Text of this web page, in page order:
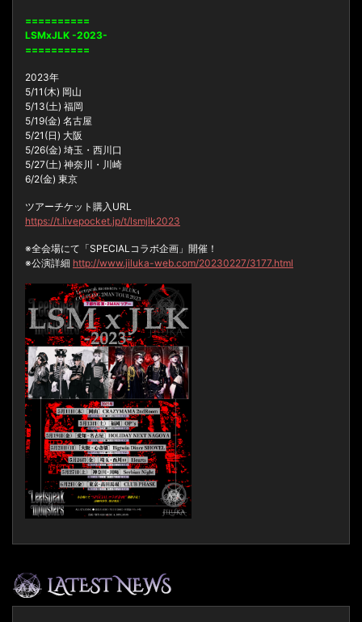
==========
LSMxJLK -2023-
==========
2023年
5/11(木) 岡山
5/13(土) 福岡
5/19(金) 名古屋
5/21(日) 大阪
5/26(金) 埼玉・西川口
5/27(土) 神奈川・川崎
6/2(金) 東京
ツアーチケット購入URL
https://t.livepocket.jp/t/lsmjlk2023
※全会場にて「SPECIALコラボ企画」開催！
※公演詳細 http://www.jiluka-web.com/20230227/3177.html